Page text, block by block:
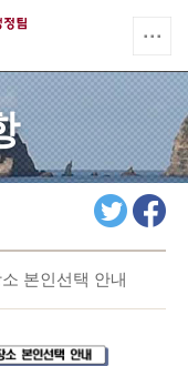
본인선택 안내